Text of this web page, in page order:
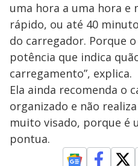
uma hora a uma hora e
rápido, ou até 40
do carregador. Porque
potência que indica
carregamento”, explica.
Ela ainda recomenda o
organizado e não
muito visado, porque é
pontua.